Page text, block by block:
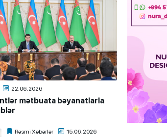
22.06.2026
mətbuata bəyanatlarla
Rəsmi Xəbərlər 15.06.2026